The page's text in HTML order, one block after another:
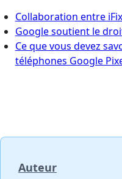
Collaboration entre
Google soutient le
Ce que vous devez
téléphones Google
Auteur